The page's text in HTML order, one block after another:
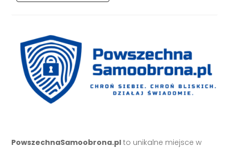
PowszechnaSamoobrona.pl to unikalne miejsce w